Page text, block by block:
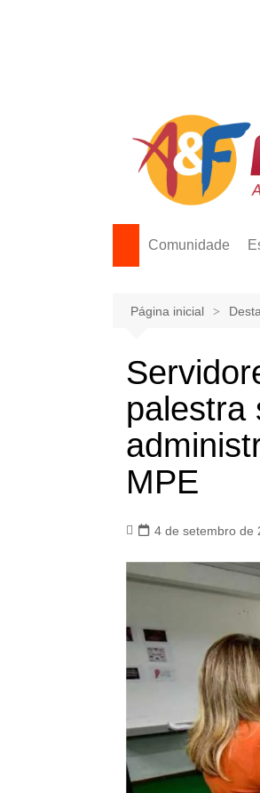
Comunidade
Página inicial
palestra
MPE
4 de setembro de